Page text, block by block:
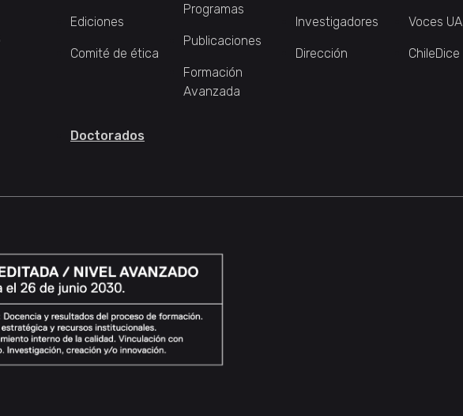
Ediciones
Comité de ética
Programas
Publicaciones
Formación
Avanzada
Investigadores
Dirección
Voces
ChileDice
Doctorados